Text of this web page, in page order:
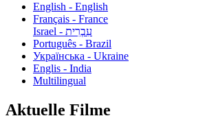
English - English
Français - France
עִבְרִית - Israel
Português - Brazil
Українська - Ukraine
Englis - India
Multilingual
Aktuelle Filme